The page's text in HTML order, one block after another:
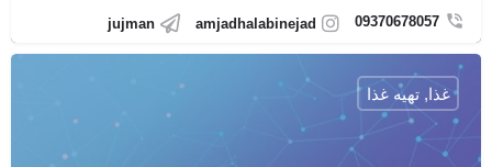
09370678057
amjadhalabinejad
jujman
غذا, تهیه غذا